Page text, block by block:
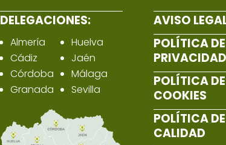
DELEGACIONES:
Almería
Cádiz
Córdoba
Granada
Huelva
Jaén
Málaga
Sevilla
AVISO
POLÍTICA DE
PRIVACIDAD
POLÍTICA DE
COOKIES
POLÍTICA DE
CALIDAD